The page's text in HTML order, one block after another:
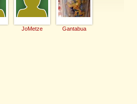
JoMetze Gantabua